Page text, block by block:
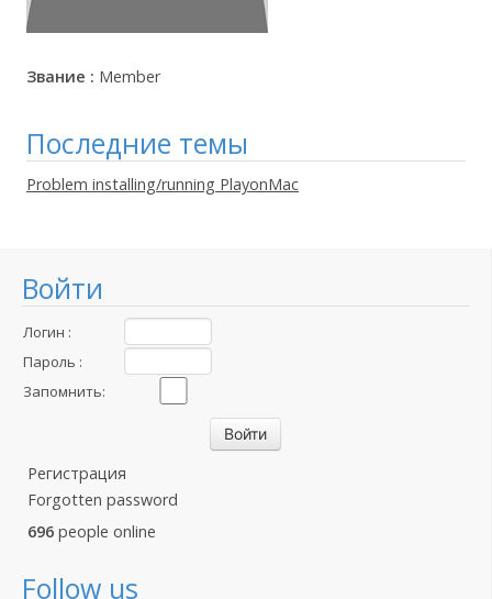
Войти
Логин :
Пароль :
Запомнить:
Регистрация
Forgotten password
696 people online
Follow us
Звание : Member
Последние темы
Problem installing/running PlayonMac